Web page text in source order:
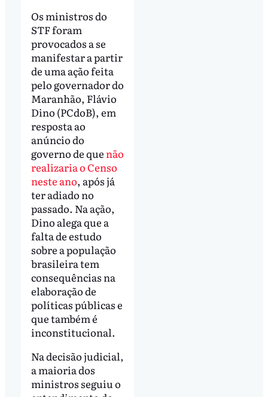
Os ministros do
STF foram
provocados a se
manifestar a partir
de uma ação feita
pelo governador do
Maranhão, Flávio
Dino (PCdoB), em
resposta ao
anúncio do
governo de que não
realizaria o Censo
neste ano, após já
ter adiado no
passado. Na ação,
Dino alega que a
falta de estudo
sobre a população
brasileira tem
consequências na
elaboração de
políticas públicas e
que também é
inconstitucional.
Na decisão judicial,
a maioria dos
ministros seguiu o